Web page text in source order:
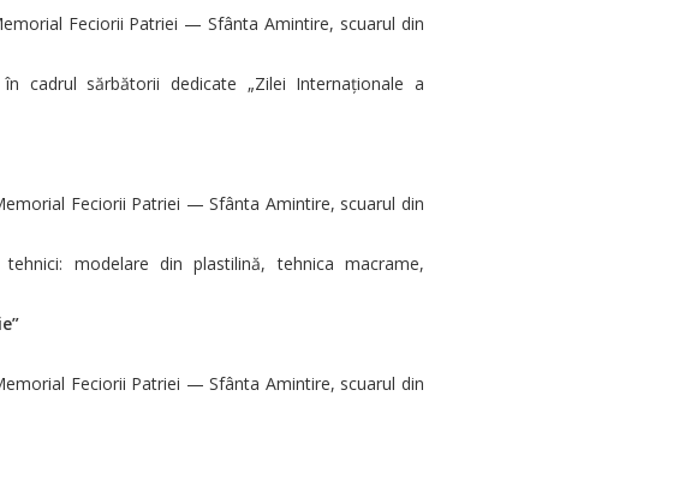
Feciorii Patriei — Sfânta Amintire, scuarul din
cadrul sărbătorii dedicate „Zilei Internaționale a
Feciorii Patriei — Sfânta Amintire, scuarul din
modelare din plastilină, tehnica macrame,
Feciorii Patriei — Sfânta Amintire, scuarul din